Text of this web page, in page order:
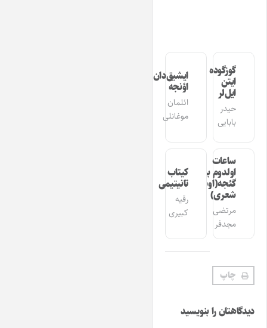
گوزگوده
ایتن
ایل‌لر
حیدر
بابایی
ایشیق‌دان
اؤنجه
ائلمان
موغانلی
ساعات
اولدوم بیر
گئجه(اوشاق
شعری)
مرتضی
مجدفر
کیتاب
تانیتیمی
رقیه
کبیری
چاپ
دیدگاهتان را بنویسید